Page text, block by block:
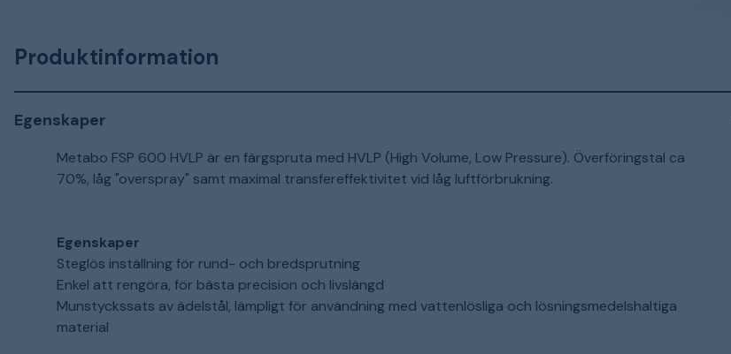
Produktinformation
Egenskaper
Metabo FSP 600 HVLP är en färgspruta med HVLP (High Volume, Low Pressure). Överföringstal ca
70%, låg "overspray" samt maximal transfereffektivitet vid låg luftförbrukning.
Egenskaper
Steglös inställning för rund- och bredsprutning
Enkel att rengöra, för bästa precision och livslängd
Munstyckssats av ädelstål, lämpligt för användning med vattenlösliga och lösningsmedelshaltiga
material